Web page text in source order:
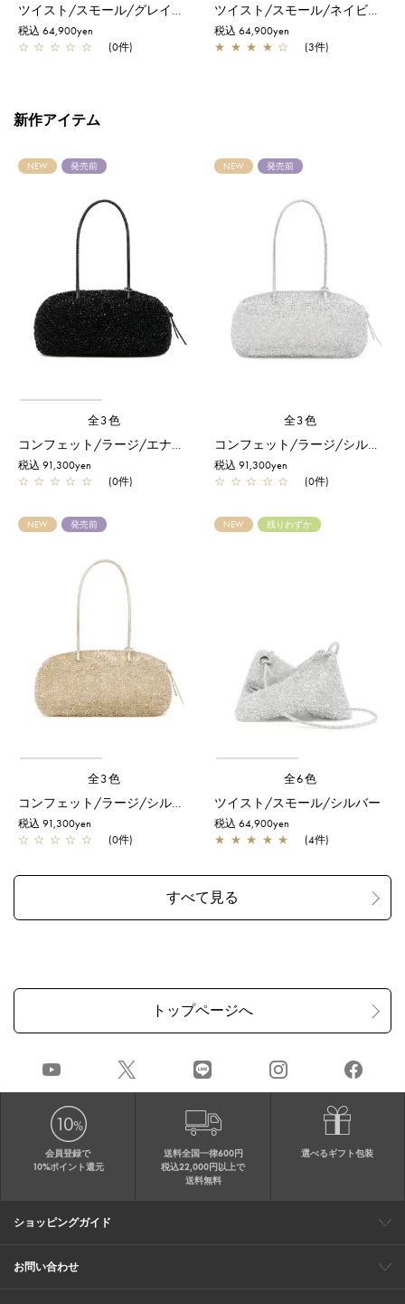
ツイスト/スモール/グレイッシュホワイトシルバー
税込 64,900yen
☆ ☆ ☆ ☆ ☆ (0件)
ツイスト/スモール/ネイビーシルバー
税込 64,900yen
★ ★ ★ ★ ☆ (3件)
新作アイテム
NEW 発売前
全3色
コンフェット/ラージ/エナメルブラック
税込 91,300yen
☆ ☆ ☆ ☆ ☆ (0件)
NEW 発売前
全3色
コンフェット/ラージ/シルバー
税込 91,300yen
☆ ☆ ☆ ☆ ☆ (0件)
NEW 発売前
全3色
コンフェット/ラージ/シルバーゴールド
税込 91,300yen
☆ ☆ ☆ ☆ ☆ (0件)
NEW 残りわずか
全6色
ツイスト/スモール/シルバー
税込 64,900yen
★ ★ ★ ★ ★ (4件)
会員登録で
10%ポイント還元
送料全国一律600円
税込22,000円以上で
送料無料
選べるギフト包装
ショッピングガイド
会員特典
ご購入・配送について
返品について
ギフト包装
FAQ
サイトマップ
お問い合わせ